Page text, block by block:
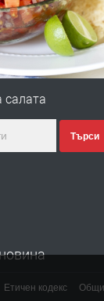
салата
Търси
Етичен кодекс Общи